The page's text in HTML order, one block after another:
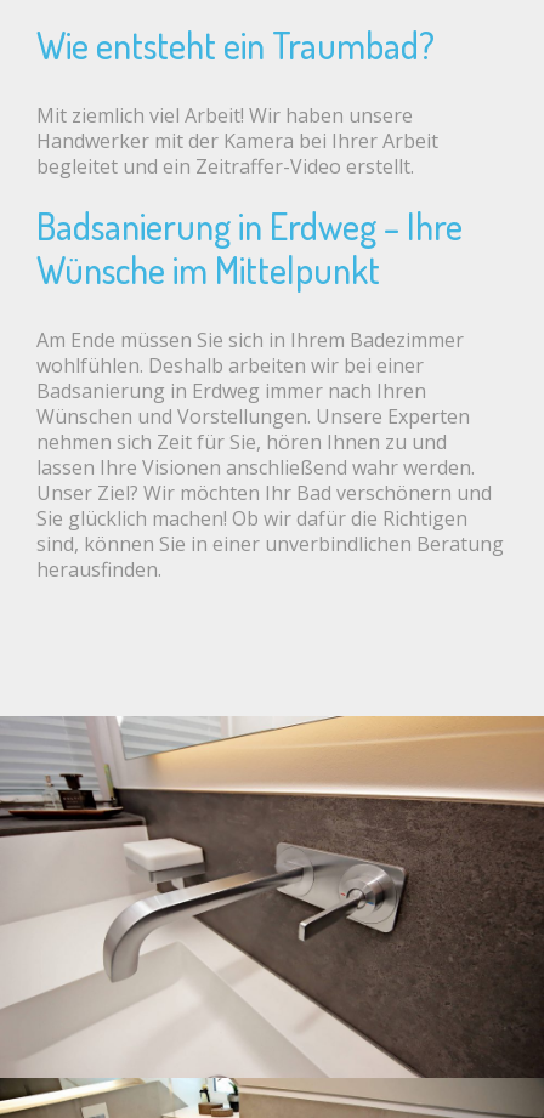
Wie entsteht ein Traumbad?
Mit ziemlich viel Arbeit! Wir haben unsere
Handwerker mit der Kamera bei Ihrer Arbeit
begleitet und ein Zeitraffer-Video erstellt.
Badsanierung in Erdweg – Ihre
Wünsche im Mittelpunkt
Am Ende müssen Sie sich in Ihrem Badezimmer
wohlfühlen. Deshalb arbeiten wir bei einer
Badsanierung in Erdweg immer nach Ihren
Wünschen und Vorstellungen. Unsere Experten
nehmen sich Zeit für Sie, hören Ihnen zu und
lassen Ihre Visionen anschließend wahr werden.
Unser Ziel? Wir möchten Ihr Bad verschönern und
Sie glücklich machen! Ob wir dafür die Richtigen
sind, können Sie in einer unverbindlichen Beratung
herausfinden.